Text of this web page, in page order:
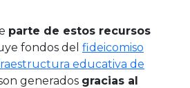
parte de estos recursos
fondos del fideicomiso
educativa de
generados gracias al